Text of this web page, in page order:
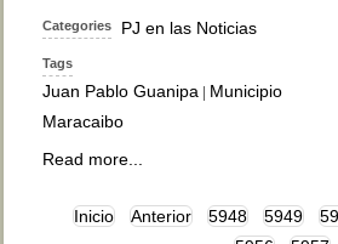
Categories PJ en las Noticias
Tags
Juan Pablo Guanipa
Municipio
Maracaibo
Read more...
Inicio Anterior 5948 5949